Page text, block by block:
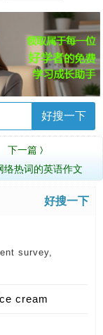
好搜一下
下一篇 〉
络热词的英语作文
好搜一下
survey,
cream